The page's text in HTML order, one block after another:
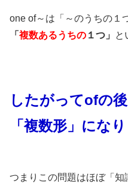
one of～は「～のうちの１
「 複数あるうちの １つ」 と
したがってofの
「複数形」になり
つまりこの問題はほぼ「知